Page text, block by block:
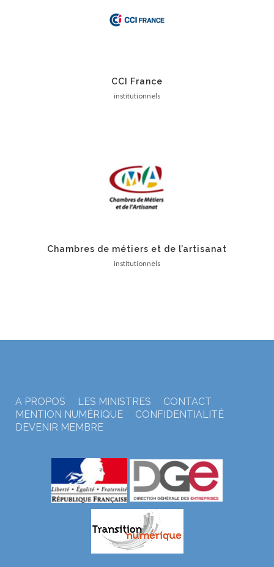
CCI France
institutionnels
Chambres de métiers et de l’artisanat
institutionnels
A PROPOS LES MINISTRES
CONTACT
MENTION NUMÉRIQUE
CONFIDENTIALITÉ
DEVENIR MEMBRE